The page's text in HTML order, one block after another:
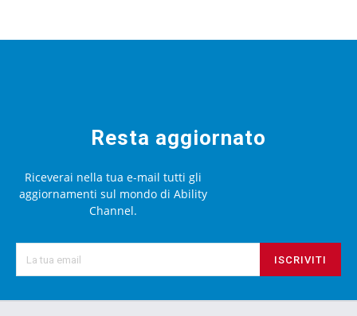
Resta aggiornato
Riceverai nella tua e-mail tutti gli
aggiornamenti sul mondo di Ability
Channel.
ISCRIVITI